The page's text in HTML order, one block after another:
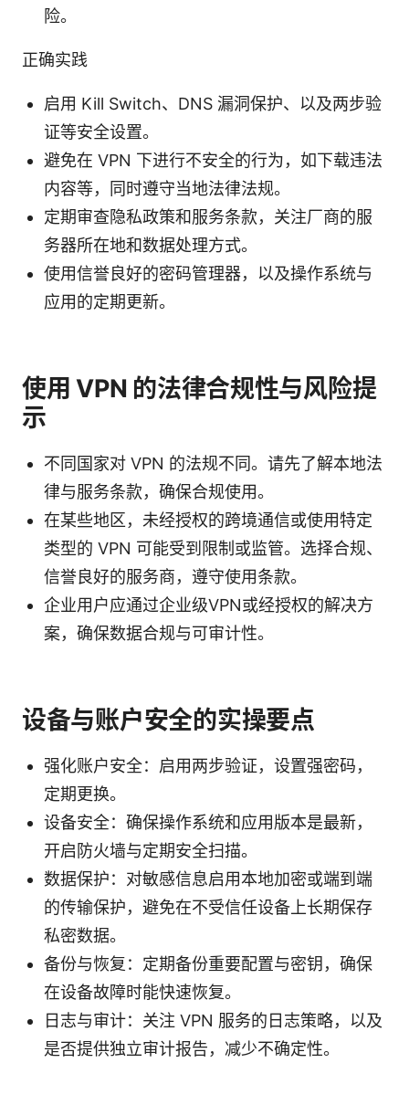
险。
正确实践
启用 Kill Switch、DNS 漏洞保护、以及两步验
证等安全设置。
避免在 VPN 下进行不安全的行为，如下载违法
内容等，同时遵守当地法律法规。
定期审查隐私政策和服务条款，关注厂商的服
务器所在地和数据处理方式。
使用信誉良好的密码管理器，以及操作系统与
应用的定期更新。
使用 VPN 的法律合规性与风险提
示
不同国家对 VPN 的法规不同。请先了解本地法
律与服务条款，确保合规使用。
在某些地区，未经授权的跨境通信或使用特定
类型的 VPN 可能受到限制或监管。选择合规、
信誉良好的服务商，遵守使用条款。
企业用户应通过企业级VPN或经授权的解决方
案，确保数据合规与可审计性。
设备与账户安全的实操要点
强化账户安全：启用两步验证，设置强密码，
定期更换。
设备安全：确保操作系统和应用版本是最新，
开启防火墙与定期安全扫描。
数据保护：对敏感信息启用本地加密或端到端
的传输保护，避免在不受信任设备上长期保存
私密数据。
备份与恢复：定期备份重要配置与密钥，确保
在设备故障时能快速恢复。
日志与审计：关注 VPN 服务的日志策略，以及
是否提供独立审计报告，减少不确定性。